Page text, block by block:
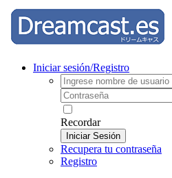
Iniciar sesión/Registro
Recordar
Iniciar Sesión
Recupera tu contraseña
Registro